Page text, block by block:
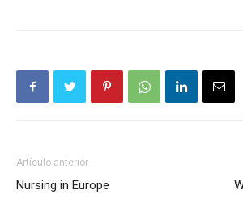
Artículo anterior
Nursing in Europe